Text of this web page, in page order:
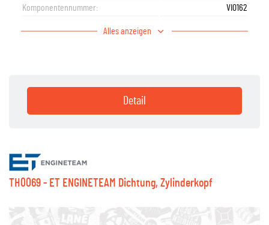
Komponentennummer:
VI0162
Alles anzeigen
Detail
TH0069 - ET ENGINETEAM Dichtung, Zylinderkopf